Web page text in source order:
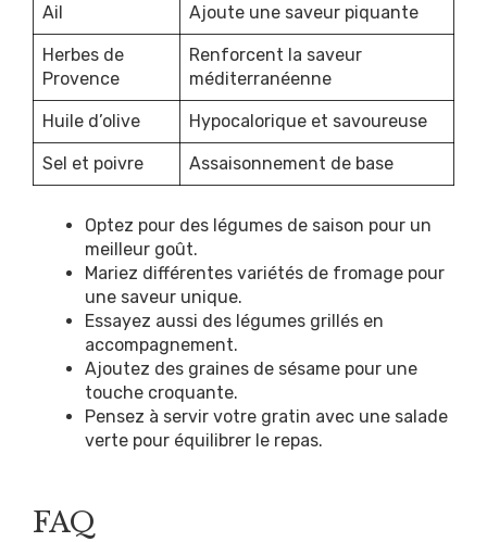
Ail Ajoute une saveur piquante
Herbes de
Provence
Renforcent la saveur
méditerranéenne
Huile d’olive Hypocalorique et savoureuse
Sel et poivre Assaisonnement de base
Optez pour des légumes de saison pour un
meilleur goût.
Mariez différentes variétés de fromage pour
une saveur unique.
Essayez aussi des légumes grillés en
accompagnement.
Ajoutez des graines de sésame pour une
touche croquante.
Pensez à servir votre gratin avec une salade
verte pour équilibrer le repas.
FAQ